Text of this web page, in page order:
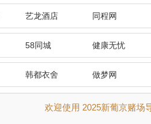
艺龙酒店 同程网
58同城 健康无忧
韩都衣舍 做梦网
欢迎使用 2025新葡京赌场